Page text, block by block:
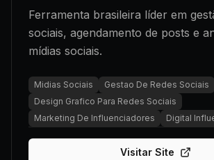
Ferramenta brasileira líder em
sociais, agendamento de posts e
mídias sociais.
Midias Sociais
Gestao De Redes Sociais
Design Grafico Para Redes Sociais
Marketing De Influenciadores
Digital
Visitar Site